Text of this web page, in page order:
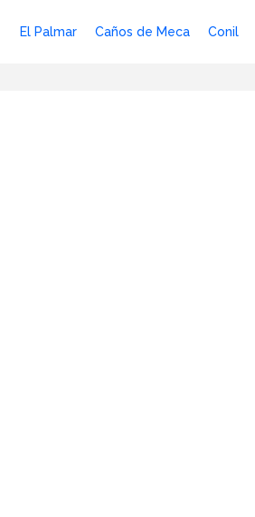
El Palmar Caños de Meca Conil